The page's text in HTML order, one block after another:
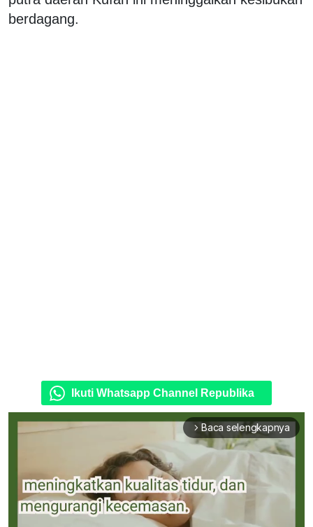
berdagang.
Ikuti Whatsapp Channel Republika
arrow_forward_ios Baca selengkapnya